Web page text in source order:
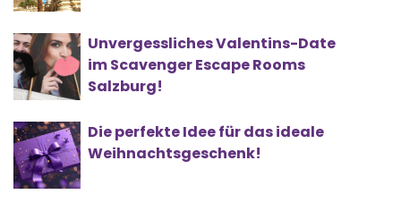
Unvergessliches Valentins-Date
im Scavenger Escape Rooms
Salzburg!
Die perfekte Idee für das ideale
Weihnachtsgeschenk!